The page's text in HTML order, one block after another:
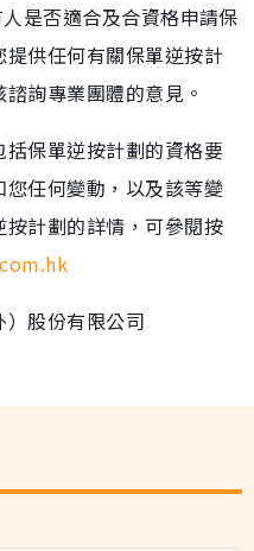
是否適合及合資格申請保
供任何有關保單逆按計
詢專業團體的意見。
保單逆按計劃的資格要
任何變動，以及該等變
計劃的詳情，可參閱按
股份有限公司